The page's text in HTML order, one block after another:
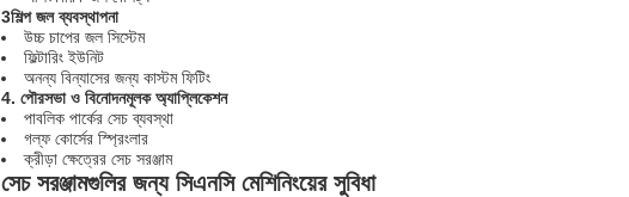
3শিল্প জল ব্যবস্থাপনা
উচ্চ চাপের জল সিস্টেম
ফিল্টারিং ইউনিট
অনন্য বিন্যাসের জন্য কাস্টম ফিটিং
4. পৌরসভা ও বিনোদনমূলক অ্যাপ্লিকেশন
পাবলিক পার্কের সেচ ব্যবস্থা
গল্ফ কোর্সের স্প্রিংলার
ক্রীড়া ক্ষেত্রের সেচ সরঞ্জাম
সেচ সরঞ্জামগুলির জন্য সিএনসি মেশিনিংয়ের সুবিধা